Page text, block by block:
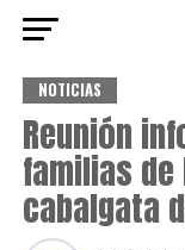
NOTICIAS
Reunión
familias
cabalgata